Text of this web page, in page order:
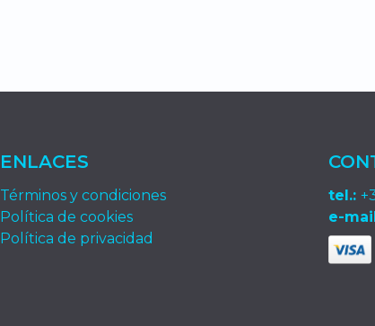
ENLACES
Términos y condiciones
Política de cookies
Política de privacidad
tel.:
e-